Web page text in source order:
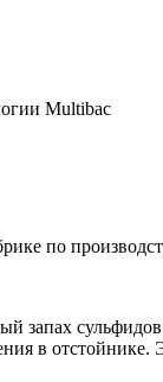
Multibac
по
запах
в